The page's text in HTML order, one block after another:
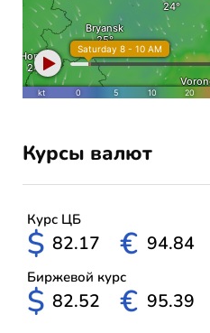
Курсы валют
Курс ЦБ
$ 82.17 € 94.84
Биржевой курс
$ 82.52 € 95.39